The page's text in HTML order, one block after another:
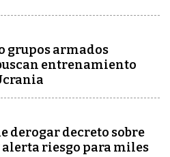
grupos armados
entrenamiento
derogar decreto sobre
riesgo para miles